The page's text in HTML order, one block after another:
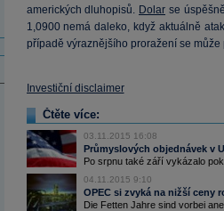
amerických dluhopisů. Dolar se
1,0900 nemá daleko, když aktuálně
případě výraznějšího proražení se
Investiční disclaimer
Čtěte více:
03.11.2015 16:08
Průmyslových objednávek v
Po srpnu také září vykázalo
04.11.2015 9:10
OPEC si zvyká na nižší ceny
Die Fetten Jahre sind vorbei